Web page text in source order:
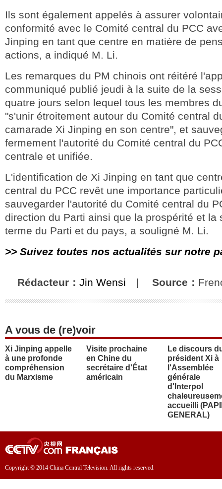
Ils sont également appelés à assurer
conformité avec le Comité central du PCC
Jinping en tant que centre en matière de
actions, a indiqué M. Li.
Les remarques du PM chinois ont réitéré
communiqué publié jeudi à la suite de la
quatre jours selon lequel tous les membres
"s'unir étroitement autour du Comité central
camarade Xi Jinping en son centre", et
fermement l'autorité du Comité central du
centrale et unifiée.
L'identification de Xi Jinping en tant que
central du PCC revêt une importance
sauvegarder l'autorité du Comité central du
direction du Parti ainsi que la prospérité et la
terme du Parti et du pays, a souligné M. Li.
>> Suivez toutes nos actualités sur notre
Rédacteur： Jin Wensi | Source：
A vous de (re)voir
Xi Jinping appelle
à une profonde
compréhension
du Marxisme
Visite prochaine
en Chine du
secrétaire d'État
américain
Le discours
président Xi à
l'Assemblée
générale
d'Interpol
accueilli
GENERAL)
Copyright © 2014 China Central Television. All rights reserved.